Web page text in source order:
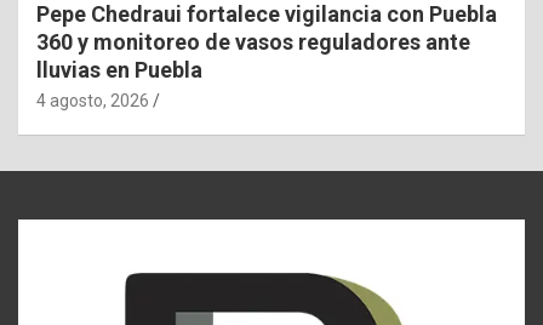
Pepe Chedraui fortalece vigilancia con Puebla
360 y monitoreo de vasos reguladores ante
lluvias en Puebla
4 agosto, 2026